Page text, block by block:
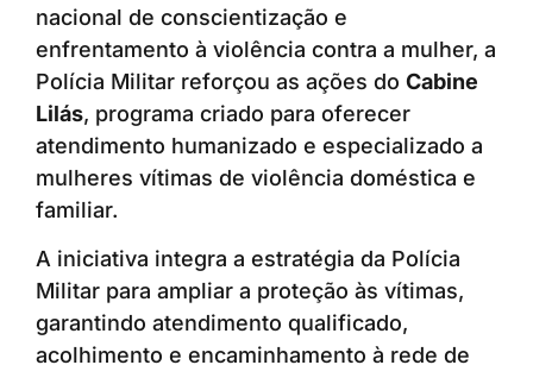
nacional de conscientização e
enfrentamento à violência contra a mulher, a
Polícia Militar reforçou as ações do Cabine
Lilás, programa criado para oferecer
atendimento humanizado e especializado a
mulheres vítimas de violência doméstica e
familiar.
A iniciativa integra a estratégia da Polícia
Militar para ampliar a proteção às vítimas,
garantindo atendimento qualificado,
acolhimento e encaminhamento à rede de